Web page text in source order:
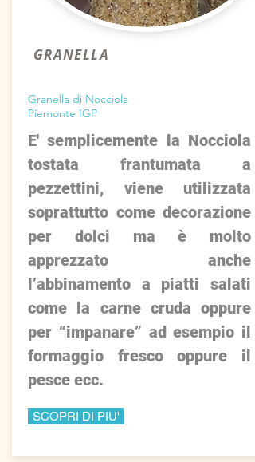
GRANELLA
Granella di Nocciola
Piemonte IGP
E' semplicemente la Nocciola
tostata frantumata a
pezzettini, viene utilizzata
soprattutto come decorazione
per dolci ma è molto
apprezzato anche
l’abbinamento a piatti salati
come la carne cruda oppure
per “impanare” ad esempio il
formaggio fresco oppure il
pesce ecc.
SCOPRI DI PIU'